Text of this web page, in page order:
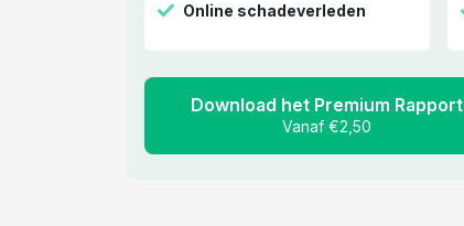
Online schadeverleden
Download het Premium Rapport
Vanaf €2,50